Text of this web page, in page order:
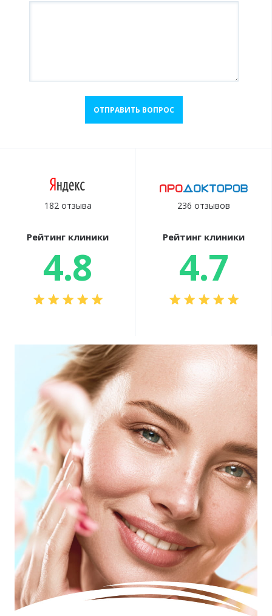
ОТПРАВИТЬ ВОПРОС
182 отзыва
Рейтинг клиники
4.8
236 отзывов
Рейтинг клиники
4.7